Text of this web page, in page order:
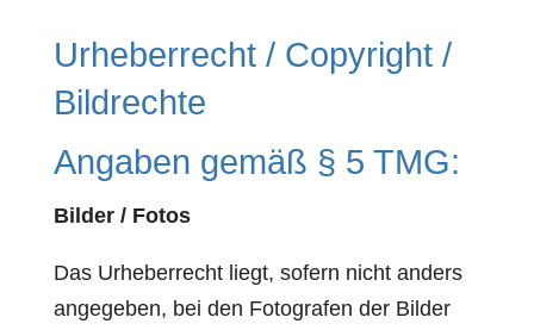
Urheberrecht / Copyright /
Bildrechte
Angaben gemäß § 5 TMG:
Bilder / Fotos
Das Urheberrecht liegt, sofern nicht anders
angegeben, bei den Fotografen der Bilder